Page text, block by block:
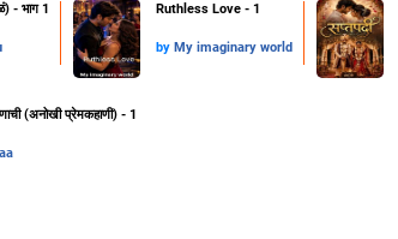
- भाग 1 Ruthless Love - 1
by My imaginary world
(अनोखी प्रेमकहाणी) - 1